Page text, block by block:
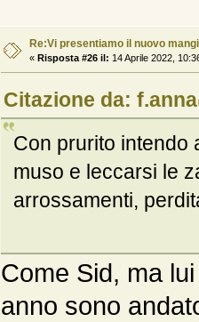
Re:Vi presentiamo il nuovo
« Risposta #26 il: 14 Aprile 2022,
Citazione da:
Con prurito intendo
muso e leccarsi le
arrossamenti,
Come Sid, ma
anno sono